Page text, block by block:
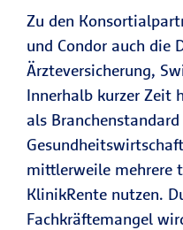
Zu den
und Condor auch die
Ärzteversicherung,
Innerhalb kurzer Zeit
als
mittlerweile mehrere
KlinikRente nutzen.
Fachkräftemangel